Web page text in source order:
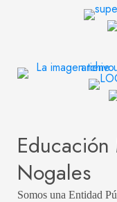
Nogales
Somos una Entidad